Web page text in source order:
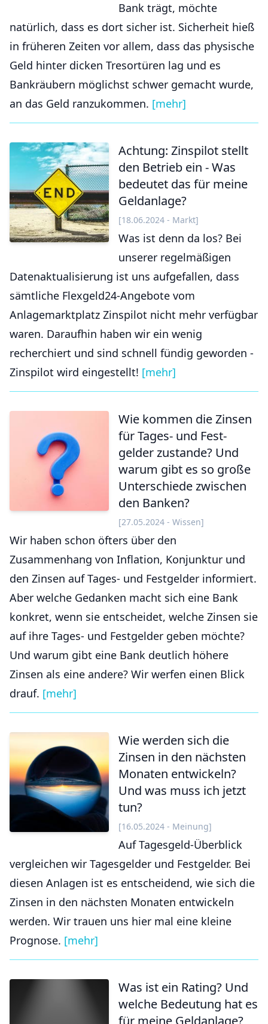
Bank trägt, möchte
natürlich, dass es dort sicher ist. Sicherheit hieß
in früheren Zeiten vor allem, dass das physische
Geld hinter dicken Tresortüren lag und es
Bankräubern möglichst schwer gemacht wurde,
an das Geld ranzukommen. [mehr]
Achtung: Zinspilot stellt
den Betrieb ein - Was
bedeutet das für meine
Geldanlage?
[18.06.2024 - Markt]
Was ist denn da los? Bei
unserer regelmäßigen
Datenaktualisierung ist uns aufgefallen, dass
sämtliche Flexgeld24-Angebote vom
Anlagemarktplatz Zinspilot nicht mehr verfügbar
waren. Daraufhin haben wir ein wenig
recherchiert und sind schnell fündig geworden -
Zinspilot wird eingestellt! [mehr]
Wie kommen die Zinsen
für Tages- und Fest­
gelder zustande? Und
warum gibt es so große
Unter­schiede zwischen
den Banken?
[27.05.2024 - Wissen]
Wir haben schon öfters über den
Zusammenhang von Inflation, Konjunktur und
den Zinsen auf Tages- und Festgelder informiert.
Aber welche Gedanken macht sich eine Bank
konkret, wenn sie entscheidet, welche Zinsen sie
auf ihre Tages- und Festgelder geben möchte?
Und warum gibt eine Bank deutlich höhere
Zinsen als eine andere? Wir werfen einen Blick
drauf. [mehr]
Wie werden sich die
Zinsen in den nächsten
Monaten entwickeln?
Und was muss ich jetzt
tun?
[16.05.2024 - Meinung]
Auf Tagesgeld-Überblick
vergleichen wir Tagesgelder und Festgelder. Bei
diesen Anlagen ist es entscheidend, wie sich die
Zinsen in den nächsten Monaten entwickeln
werden. Wir trauen uns hier mal eine kleine
Prognose. [mehr]
Was ist ein Rating? Und
welche Bedeutung hat es